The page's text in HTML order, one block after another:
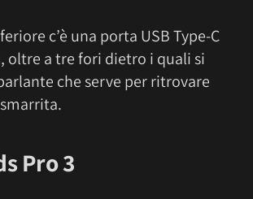
c’è una porta USB Type-C
oltre a tre fori dietro i quali si
che serve per ritrovare
Pro 3